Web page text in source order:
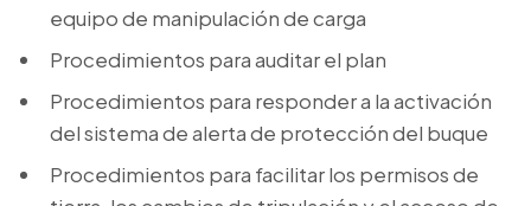
equipo de manipulación de carga
Procedimientos para auditar el plan
Procedimientos para responder a la activación
del sistema de alerta de protección del buque
Procedimientos para facilitar los permisos de